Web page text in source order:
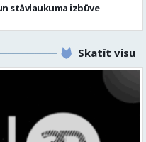
stāvlaukuma izbūve
Skatīt visu